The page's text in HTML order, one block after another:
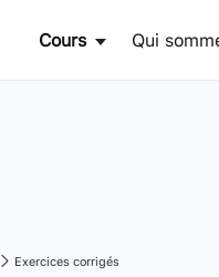
Cours Qui
Exercices corrigés